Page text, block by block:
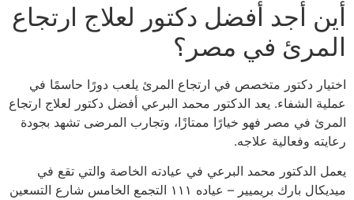
أين أجد أفضل دكتور لعلاج ارتجاع
المرئ في مصر؟
اختيار دكتور متخصص في ارتجاع المرئ يلعب دورًا حاسمًا في
عملية الشفاء. يعد الدكتور محمد البرعي أفضل دكتور لعلاج ارتجاع
المرئ في مصر فهو خيارًا ممتازًا، وتجارب المرضى تشهد بجودة
رعايته وفعالية علاجه.
يعمل الدكتور محمد البرعي في عيادته الخاصة والتي تقع في
ميديكال بارك بريميير – عياده ١١١ التجمع الخامس شارع التسعين